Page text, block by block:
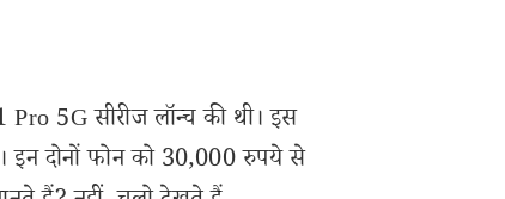
5G सीरीज लॉन्च की थी। इस
इन दोनों फोन को 30,000 रुपये से